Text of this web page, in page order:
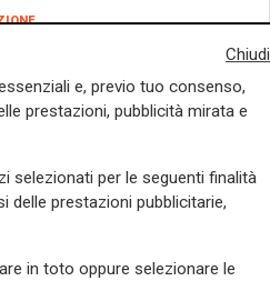
Energia investe nel
Climate per accelerare
energetica
di R.S.
Chiudi
e, previo tuo consenso,
prestazioni, pubblicità mirata e
selezionati per le seguenti finalità
delle prestazioni pubblicitarie,
in toto oppure selezionare le